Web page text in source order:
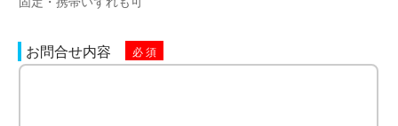
お問合せ内容